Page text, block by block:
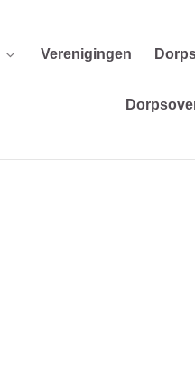
Verenigingen